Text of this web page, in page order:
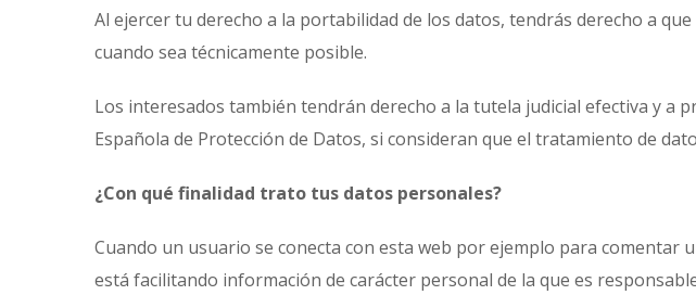
Al ejercer tu derecho a la portabilidad de los datos, tendrás derecho a
cuando sea técnicamente posible.
Los interesados también tendrán derecho a la tutela judicial efectiva y a
Española de Protección de Datos, si consideran que el tratamiento de
¿Con qué finalidad trato tus datos personales?
Cuando un usuario se conecta con esta web por ejemplo para
está facilitando información de carácter personal de la que es